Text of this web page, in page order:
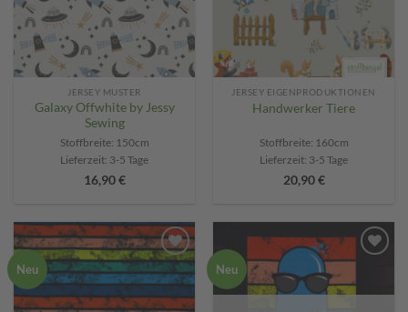
JERSEY MUSTER
Galaxy Offwhite by Jessy
Sewing
Stoffbreite: 150cm
Lieferzeit: 3-5 Tage
16,90€
JERSEY EIGENPRODUKTIONEN
Handwerker Tiere
Stoffbreite: 160cm
Lieferzeit: 3-5 Tage
20,90€
Neu
Add to
wishlist
Neu
wishlist